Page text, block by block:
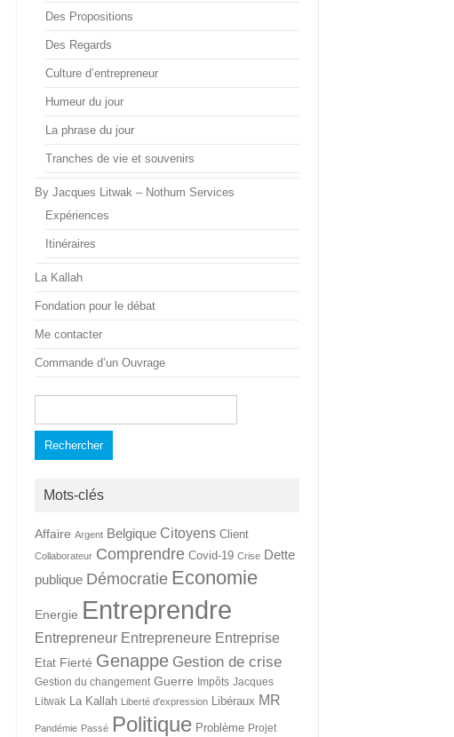
Des Propositions
Des Regards
Culture d’entrepreneur
Humeur du jour
La phrase du jour
Tranches de vie et souvenirs
By Jacques Litwak – Nothum Services
Expériences
Itinéraires
La Kallah
Fondation pour le débat
Me contacter
Commande d’un Ouvrage
Mots-clés
Affaire Argent Belgique Citoyens Client
Collaborateur Comprendre Covid-19 Crise Dette
publique Démocratie Economie
Energie Entreprendre
Entrepreneur Entrepreneure Entreprise
Etat Fierté Genappe Gestion de crise
Gestion du changement Guerre Impôts Jacques
Litwak La Kallah Liberté d'expression Libéraux MR
Pandémie Passé Politique Problème Projet